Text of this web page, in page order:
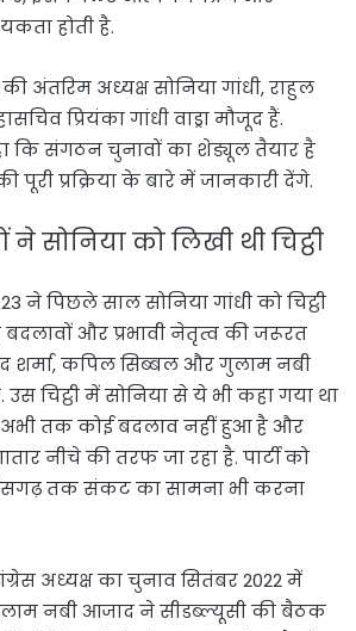
होती है.
अंतरिम अध्यक्ष सोनिया गांधी, राहुल
प्रियंका गांधी वाड्रा मौजूद हैं.
कि संगठन चुनावों का शेड्यूल तैयार है
प्रक्रिया के बारे में जानकारी देंगे.
सोनिया को लिखी थी चिट्ठी
ने पिछले साल सोनिया गांधी को चिट्ठी
बदलावों और प्रभावी नेतृत्व की जरूरत
शर्मा, कपिल सिब्बल और गुलाम नबी
चिट्ठी में सोनिया से ये भी कहा गया था
अभी तक कोई बदलाव नहीं हुआ है और
नीचे की तरफ जा रहा है. पार्टी को
तक संकट का सामना भी करना
अध्यक्ष का चुनाव सितंबर 2022 में
नबी आजाद ने सीडब्ल्यूसी की बैठक